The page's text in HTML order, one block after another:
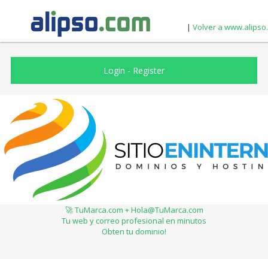
| Volver a
Login - Register
🚀 TuMarca.com + Hola@TuMarca.com
Tu web y correo profesional en minutos
Obten tu dominio!